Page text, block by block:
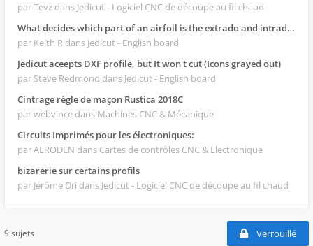
par Tevz dans Jedicut - Logiciel CNC de découpe au fil chaud
What decides which part of an airfoil is the extrado and intrado?
par Keith R dans Jedicut - English board
Jedicut aceepts DXF profile, but It won't cut (Icons grayed out)
par Steve Redmond dans Jedicut - English board
Cintrage règle de maçon Rustica 2018C
par webvince dans Machines CNC & Mécanique
Circuits Imprimés pour les électroniques:
par AERODEN dans Cartes de contrôles CNC & Electronique
bizarerie sur certains profils
par Jérôme Dri dans Jedicut - Logiciel CNC de découpe au fil chaud
Verrouillé
9 sujets